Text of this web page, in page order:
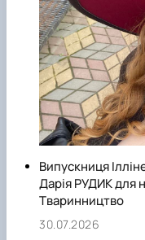
Випускниця
Дарія РУДИК для
Тваринництво
30.07.2026